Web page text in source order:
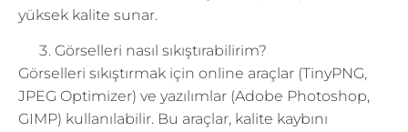
yüksek kalite sunar.
Görselleri nasıl sıkıştırabilirim?
Görselleri sıkıştırmak için online araçlar (TinyPNG,
JPEG Optimizer) ve yazılımlar (Adobe Photoshop,
GIMP) kullanılabilir. Bu araçlar, kalite kaybını